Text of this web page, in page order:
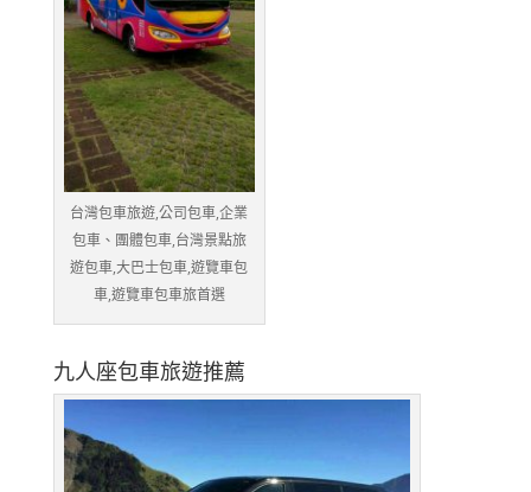
台灣包車旅遊,公司包車,企業
包車、團體包車,台灣景點旅
遊包車,大巴士包車,遊覽車包
車,遊覽車包車旅首選
九人座包車旅遊推薦